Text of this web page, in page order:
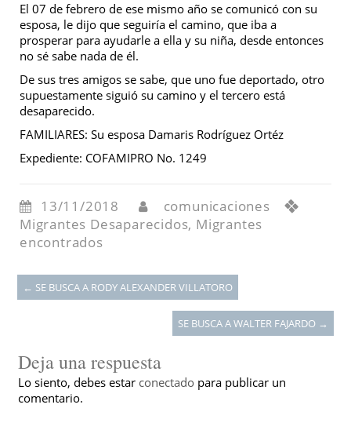
El 07 de febrero de ese mismo año se comunicó con su
esposa, le dijo que seguiría el camino, que iba a
prosperar para ayudarle a ella y su niña, desde entonces
no sé sabe nada de él.
De sus tres amigos se sabe, que uno fue deportado, otro
supuestamente siguió su camino y el tercero está
desaparecido.
FAMILIARES: Su esposa Damaris Rodríguez Ortéz
Expediente: COFAMIPRO No. 1249
13/11/2018
comunicaciones
Migrantes Desaparecidos, Migrantes
encontrados
← SE BUSCA A RODY ALEXANDER VILLATORO
SE BUSCA A WALTER FAJARDO →
Deja una respuesta
Lo siento, debes estar conectado para publicar un
comentario.